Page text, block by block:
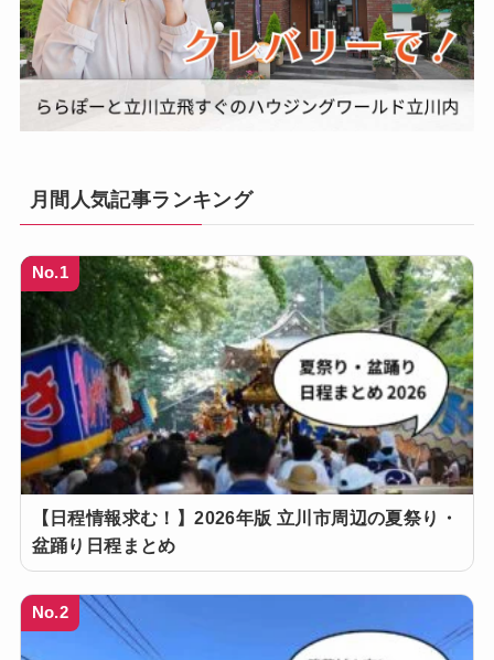
月間人気記事ランキング
No.1
【日程情報求む！】2026年版 立川市周辺の夏祭り・
盆踊り日程まとめ
No.2